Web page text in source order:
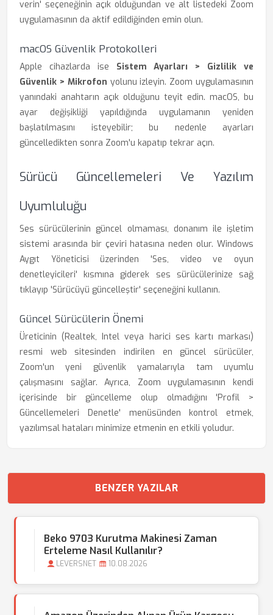
verin' seçeneğinin açık olduğundan ve alt listedeki Zoom
uygulamasının da aktif edildiğinden emin olun.
macOS Güvenlik Protokolleri
Apple cihazlarda ise Sistem Ayarları > Gizlilik ve
Güvenlik > Mikrofon yolunu izleyin. Zoom uygulamasının
yanındaki anahtarın açık olduğunu teyit edin. macOS, bu
ayar değişikliği yapıldığında uygulamanın yeniden
başlatılmasını isteyebilir; bu nedenle ayarları
güncelledikten sonra Zoom'u kapatıp tekrar açın.
Sürücü Güncellemeleri Ve Yazılım
Uyumluluğu
Ses sürücülerinin güncel olmaması, donanım ile işletim
sistemi arasında bir çeviri hatasına neden olur. Windows
Aygıt Yöneticisi üzerinden 'Ses, video ve oyun
denetleyicileri' kısmına giderek ses sürücülerinize sağ
tıklayıp 'Sürücüyü güncelleştir' seçeneğini kullanın.
Güncel Sürücülerin Önemi
Üreticinin (Realtek, Intel veya harici ses kartı markası)
resmi web sitesinden indirilen en güncel sürücüler,
Zoom'un yeni güvenlik yamalarıyla tam uyumlu
çalışmasını sağlar. Ayrıca, Zoom uygulamasının kendi
içerisinde bir güncelleme olup olmadığını 'Profil >
Güncellemeleri Denetle' menüsünden kontrol etmek,
yazılımsal hataları minimize etmenin en etkili yoludur.
BENZER YAZILAR
Beko 9703 Kurutma Makinesi Zaman
Erteleme Nasıl Kullanılır?
LEVERSNET 10.08.2026